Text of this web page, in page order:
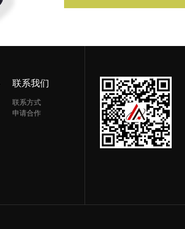
联系我们
联系方式
申请合作